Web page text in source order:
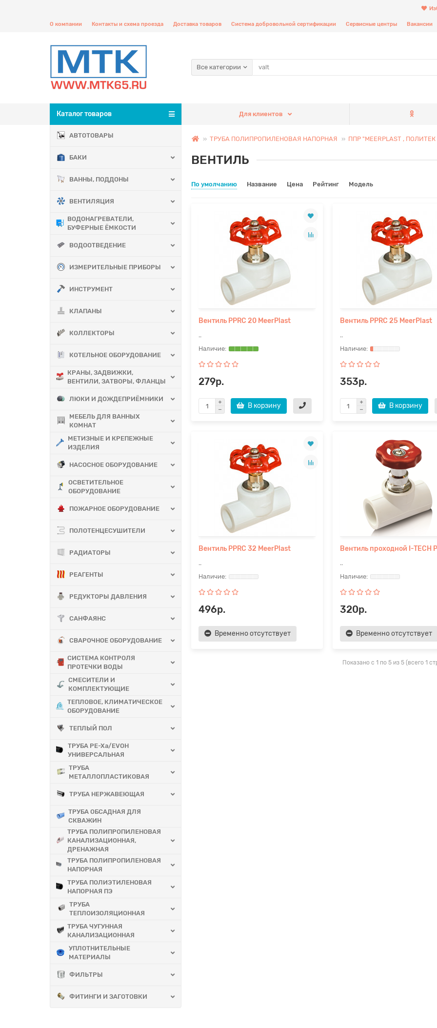
О компании Контакты и схема проезда Доставка товаров Система добровольной сертификации Сервисные центры Вакансии
Все категории
Каталог товаров
АВТОТОВАРЫ
БАКИ
ВАННЫ, ПОДДОНЫ
ВЕНТИЛЯЦИЯ
ВОДОНАГРЕВАТЕЛИ,
БУФЕРНЫЕ ЁМКОСТИ
ВОДООТВЕДЕНИЕ
ИЗМЕРИТЕЛЬНЫЕ ПРИБОРЫ
ИНСТРУМЕНТ
КЛАПАНЫ
КОЛЛЕКТОРЫ
КОТЕЛЬНОЕ ОБОРУДОВАНИЕ
КРАНЫ, ЗАДВИЖКИ,
ВЕНТИЛИ, ЗАТВОРЫ, ФЛАНЦЫ
ЛЮКИ И ДОЖДЕПРИЁМНИКИ
МЕБЕЛЬ ДЛЯ ВАННЫХ
КОМНАТ
МЕТИЗНЫЕ И КРЕПЕЖНЫЕ
ИЗДЕЛИЯ
НАСОСНОЕ ОБОРУДОВАНИЕ
ОСВЕТИТЕЛЬНОЕ
ОБОРУДОВАНИЕ
ПОЖАРНОЕ ОБОРУДОВАНИЕ
ПОЛОТЕНЦЕСУШИТЕЛИ
РАДИАТОРЫ
РЕАГЕНТЫ
РЕДУКТОРЫ ДАВЛЕНИЯ
САНФАЯНС
СВАРОЧНОЕ ОБОРУДОВАНИЕ
СИСТЕМА КОНТРОЛЯ
ПРОТЕЧКИ ВОДЫ
СМЕСИТЕЛИ И
КОМПЛЕКТУЮЩИЕ
ТЕПЛОВОЕ, КЛИМАТИЧЕСКОЕ
ОБОРУДОВАНИЕ
ТЕПЛЫЙ ПОЛ
ТРУБА PE-Xa/EVOH
УНИВЕРСАЛЬНАЯ
ТРУБА
МЕТАЛЛОПЛАСТИКОВАЯ
ТРУБА НЕРЖАВЕЮЩАЯ
ТРУБА ОБСАДНАЯ ДЛЯ
СКВАЖИН
ТРУБА ПОЛИПРОПИЛЕНОВАЯ
КАНАЛИЗАЦИОННАЯ,
ДРЕНАЖНАЯ
ТРУБА ПОЛИПРОПИЛЕНОВАЯ
НАПОРНАЯ
ТРУБА ПОЛИЭТИЛЕНОВАЯ
НАПОРНАЯ ПЭ
ТРУБА
ТЕПЛОИЗОЛЯЦИОННАЯ
ТРУБА ЧУГУННАЯ
КАНАЛИЗАЦИОННАЯ
УПЛОТНИТЕЛЬНЫЕ
МАТЕРИАЛЫ
ФИЛЬТРЫ
ФИТИНГИ И ЗАГОТОВКИ
Для клиентов
ТРУБА ПОЛИПРОПИЛЕНОВАЯ НАПОРНАЯ ППР "MEERPLAST , ПОЛИТЕК
ВЕНТИЛЬ
По умолчанию Название Цена Рейтинг Модель
Вентиль PPRC 20 MeerPlast
..
279р.
В корзину
Вентиль PPRC 25 MeerPlast
..
353р.
В корзину
Вентиль PPRC 32 MeerPlast
..
496р.
Временно отсутствует
Вентиль проходной I-TECH
..
320р.
Временно отсутствует
Показано с 1 по 5 из 5 (всего 1